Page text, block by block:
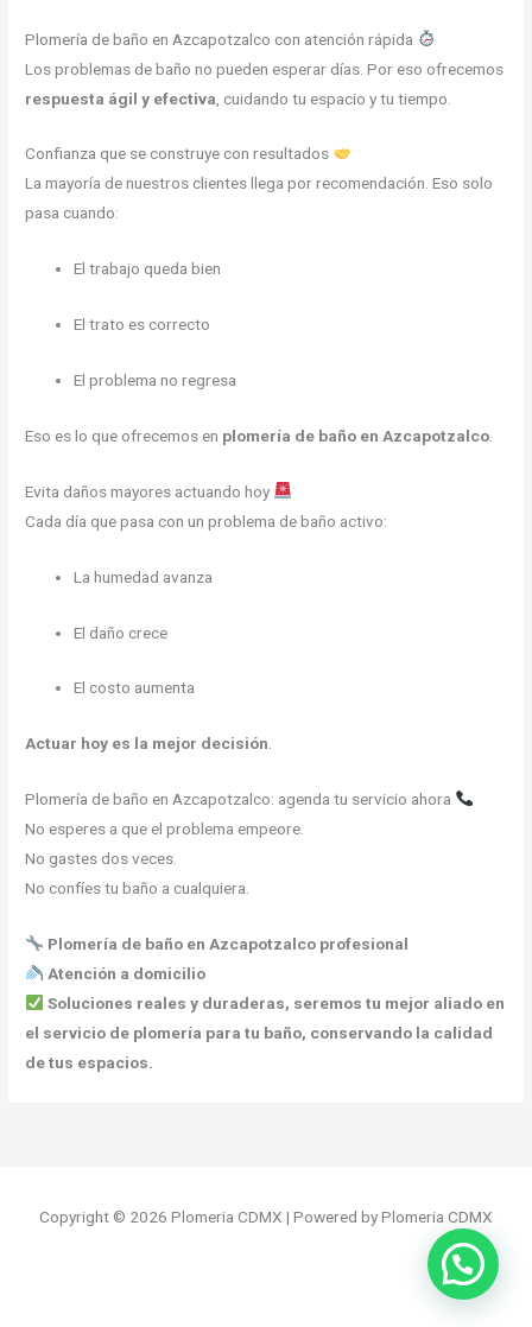
Plomería de baño en Azcapotzalco con atención rápida
Los problemas de baño no pueden esperar días. Por eso ofrecemos
respuesta ágil y efectiva , cuidando tu espacio y tu tiempo.
Confianza que se construye con resultados
La mayoría de nuestros clientes llega por recomendación. Eso solo
pasa cuando:
El trabajo queda bien
El trato es correcto
El problema no regresa
Eso es lo que ofrecemos en plomería de baño en Azcapotzalco
Evita daños mayores actuando hoy
Cada día que pasa con un problema de baño activo:
La humedad avanza
El daño crece
El costo aumenta
Actuar hoy es la mejor decisión.
Plomería de baño en Azcapotzalco: agenda tu servicio ahora
No esperes a que el problema empeore.
No gastes dos veces.
No confíes tu baño a cualquiera.
Plomería de baño en Azcapotzalco profesional
Atención a domicilio
Soluciones reales y duraderas, seremos tu mejor aliado en
el servicio de plomería para tu baño, conservando la calidad
de tus espacios.
Copyright © 2026 Plomeria CDMX | Powered by Plomeria CDMX